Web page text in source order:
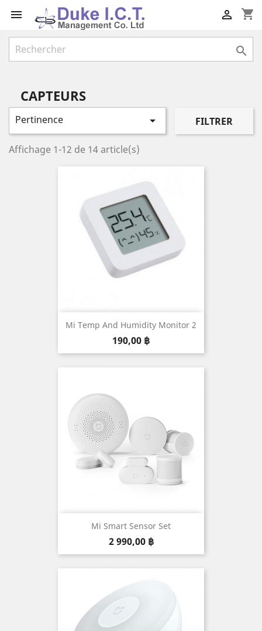
 shopping_cart


CAPTEURS
Pertinence  FILTRER
Affichage 1-12 de 14 article(s)
Mi Temp And Humidity Monitor 2
Prix
190,00 ฿
Mi Smart Sensor Set
Prix
2 990,00 ฿